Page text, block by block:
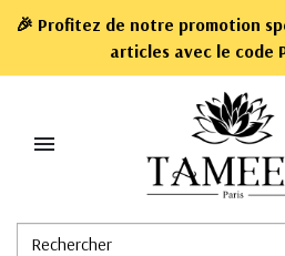
🎉 Profitez de notre promotion
articles avec le code
